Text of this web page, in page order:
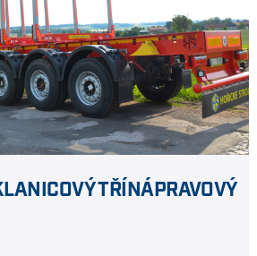
TŘÍNÁPRAVOVÝ